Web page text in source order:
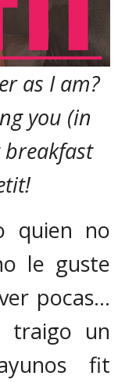
as I am?
you (in
quien no
le guste
pocas...
traigo un
fit